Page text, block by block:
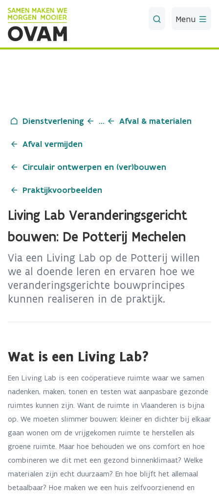
Skip to Main Content
Menu
Dienstverlening ... Afval & materialen
Afval vermijden
Circulair ontwerpen en (ver)bouwen
Praktijkvoorbeelden
Living Lab Veranderingsgericht
bouwen: De Potterij Mechelen
Via een Living Lab op de Potterij willen
we al doende leren en ervaren hoe we
veranderingsgerichte bouwprincipes
kunnen realiseren in de praktijk.
Wat is een Living Lab?
Een Living Lab is een coöperatieve ruimte waar we samen
nadenken, maken, tonen en testen wat aanpasbare gezonde
ruimtes kunnen zijn. Want de ruimte in Vlaanderen is bijna
op. We moeten slimmer bouwen: kleiner en dichter bij elkaar
gaan wonen om de vrijgekomen ruimte te herstellen als
groene ruimte. Maar hoe behouden we ons comfort en hoe
combineren we dit met een gezond binnenklimaat? Welke
materialen zijn echt duurzaam? En hoe blijft het allemaal
betaalbaar? Hoe maken we een huis zelfvoorzienend en